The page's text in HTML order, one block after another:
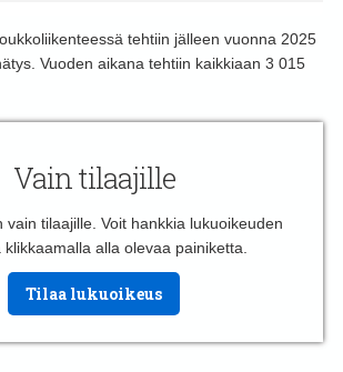
tehtiin jälleen vuonna 2025
Vuoden aikana tehtiin kaikkiaan 3 015
Vain tilaajille
vain tilaajille. Voit hankkia lukuoikeuden
klikkaamalla alla olevaa painiketta.
Tilaa lukuoikeus